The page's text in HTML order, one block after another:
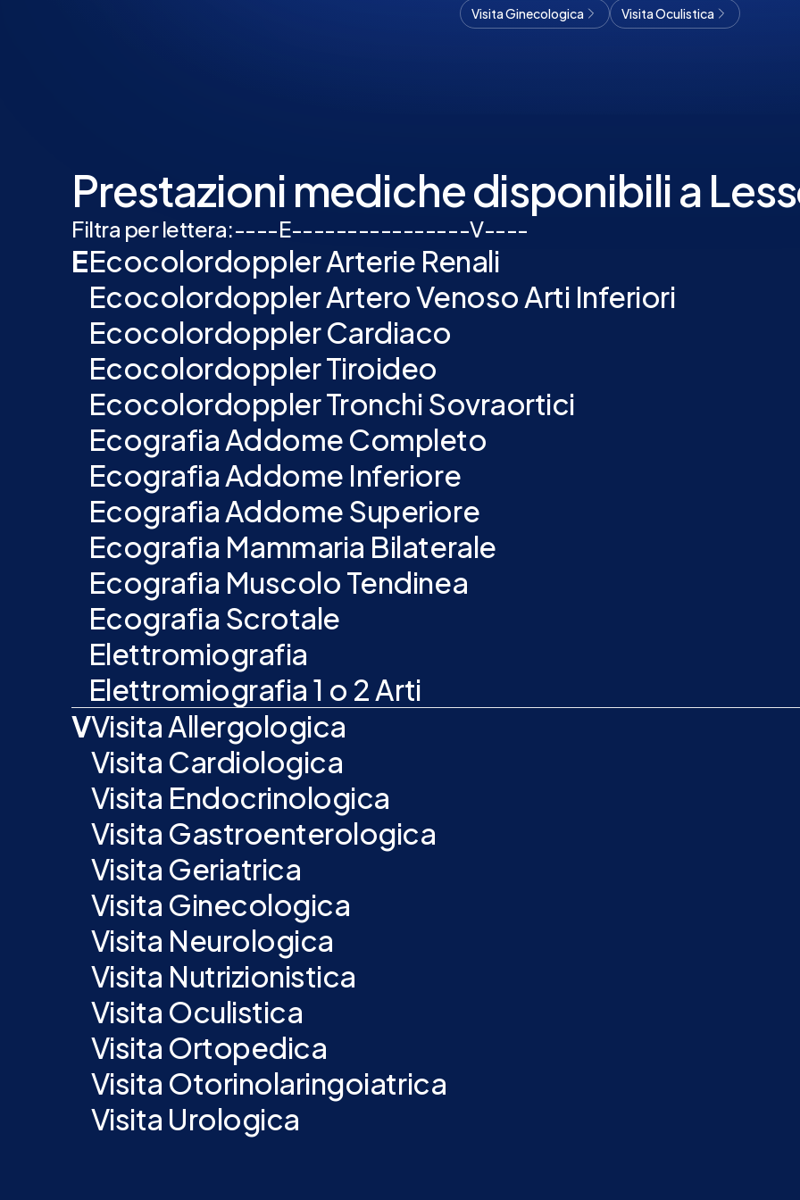
Visita Ginecologica
Visita Oculistica
Prestazioni mediche disponibili a
Filtra per lettera:----E----------------V----
EEcocolordoppler Arterie Renali
Ecocolordoppler Artero Venoso Arti Inferiori
Ecocolordoppler Cardiaco
Ecocolordoppler Tiroideo
Ecocolordoppler Tronchi Sovraortici
Ecografia Addome Completo
Ecografia Addome Inferiore
Ecografia Addome Superiore
Ecografia Mammaria Bilaterale
Ecografia Muscolo Tendinea
Ecografia Scrotale
Elettromiografia
Elettromiografia 1 o 2 Arti
VVisita Allergologica
Visita Cardiologica
Visita Endocrinologica
Visita Gastroenterologica
Visita Geriatrica
Visita Ginecologica
Visita Neurologica
Visita Nutrizionistica
Visita Oculistica
Visita Ortopedica
Visita Otorinolaringoiatrica
Visita Urologica